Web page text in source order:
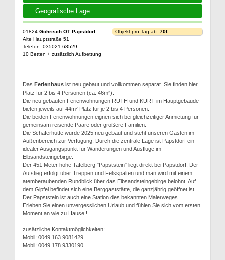
Geografische Lage
01824 Gohrisch OT Papstdorf
Alte Hauptstraße 51
Telefon: 035021 68529
10 Betten + zusätzlich Aufbettung
Objekt pro Tag ab: 70€
Das Ferienhaus ist neu gebaut und vollkommen separat. Sie finden hier
Platz für 2 bis 4 Personen (ca. 46m²).
Die neu gebauten Ferienwohnungen RUTH und KURT im Hauptgebäude
bieten jeweils auf 44m² Platz für je 2 bis 4 Personen.
Die beiden Ferienwohnungen eignen sich bei gleichzeitiger Anmietung für
gemeinsam reisende Paare oder größere Familien.
Die Schäferhütte wurde 2025 neu gebaut und steht unseren Gästen im
Außenbereich zur Verfügung. Durch die zentrale Lage ist Papstdorf ein
idealer Ausgangspunkt für Wanderungen und Ausflüge im
Elbsandsteingebirge.
Der 451 Meter hohe Tafelberg "Papststein" liegt direkt bei Papstdorf. Der
Aufstieg erfolgt über Treppen und Felsspalten und man wird mit einem
atemberaubenden Rundblick über das Elbsandsteingebirge belohnt. Auf
dem Gipfel befindet sich eine Berggaststätte, die ganzjährig geöffnet ist.
Der Papststein ist auch eine Station des bekannten Malerweges.
Erleben Sie einen unvergesslichen Urlaub und fühlen Sie sich vom ersten
Moment an wie zu Hause !
zusätzliche Kontaktmöglichkeiten:
Mobil: 0049 163 9081429
Mobil: 0049 178 9330190